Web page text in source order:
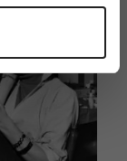
preferencje w
cookie możesz
chwili.